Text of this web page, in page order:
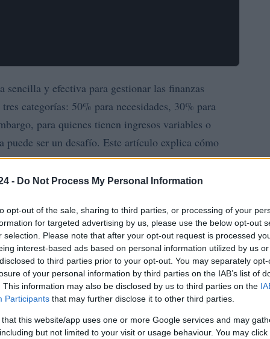
- Do Not Process My Personal Information
opt-out of the sale, sharing to third parties, or processing of your
for targeted advertising by us, please use the below opt-out
selection. Please note that after your opt-out request is processed
interest-based ads based on personal information utilized by us
to third parties prior to your opt-out. You may separately
of your personal information by third parties on the IAB’s list of
This information may also be disclosed by us to third parties on the
Participants that may further disclose it to other third parties.
that this website/app uses one or more Google services and may
but not limited to your visit or usage behaviour. You may
sencilla y efectiva para gestionar las finanzas
categorías: 50% para necesidades, 30% para
para quienes tienen ingresos variables o
ser un desafío. Este artículo explica cómo
proporciona plantillas prácticas y tácticas
El objetivo es ofrecer herramientas
incluso en situaciones de ingresos
principales: adaptación del presupuesto
para la gestión financiera y tácticas de
30/20 a ingresos variables